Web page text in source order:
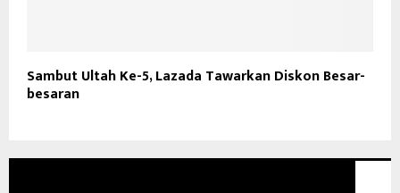
Sambut Ultah Ke-5, Lazada Tawarkan Diskon Besar-
besaran